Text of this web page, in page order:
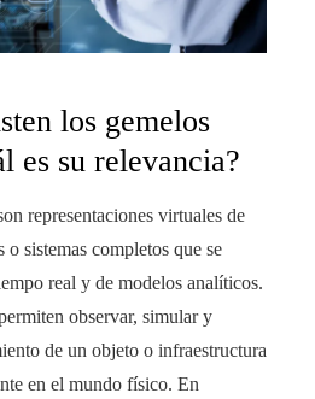
los gemelos
es su relevancia?
representaciones virtuales de
sistemas completos que se
real y de modelos analíticos.
observar, simular y
de un objeto o infraestructura
en el mundo físico. En